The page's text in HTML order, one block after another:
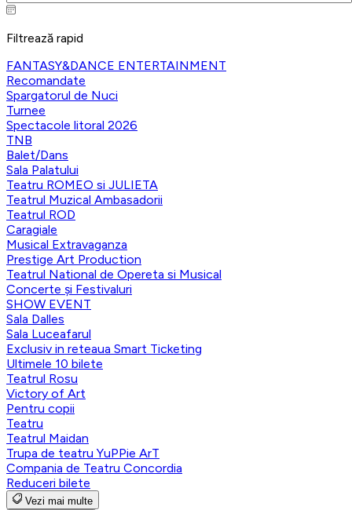
Filtrează rapid
FANTASY&DANCE ENTERTAINMENT
Recomandate
Spargatorul de Nuci
Turnee
Spectacole litoral 2026
TNB
Balet/Dans
Sala Palatului
Teatru ROMEO si JULIETA
Teatrul Muzical Ambasadorii
Teatrul ROD
Caragiale
Musical Extravaganza
Prestige Art Production
Teatrul National de Opereta si Musical
Concerte și Festivaluri
SHOW EVENT
Sala Dalles
Sala Luceafarul
Exclusiv in reteaua Smart Ticketing
Ultimele 10 bilete
Teatrul Rosu
Victory of Art
Pentru copii
Teatru
Teatrul Maidan
Trupa de teatru YuPPie ArT
Compania de Teatru Concordia
Reduceri bilete
Vezi mai multe